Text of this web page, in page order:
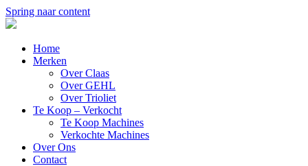
Spring naar content
Home
Merken
Over Claas
Over GEHL
Over Trioliet
Te Koop – Verkocht
Te Koop Machines
Verkochte Machines
Over Ons
Contact